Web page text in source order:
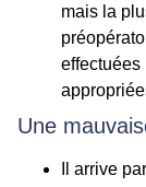
mais la
effectuées
Une
Il arrive